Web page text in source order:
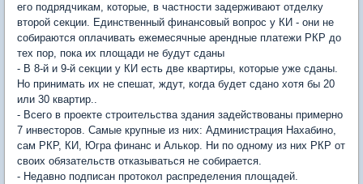
его подрядчикам, которые, в частности задерживают отделку
второй секции. Единственный финансовый вопрос у КИ - они не
собираются оплачивать ежемесячные арендные платежи РКР до
тех пор, пока их площади не будут сданы
- В 8-й и 9-й секции у КИ есть две квартиры, которые уже сданы.
Но принимать их не спешат, ждут, когда будет сдано хотя бы 20
или 30 квартир..
- Всего в проекте строительства здания задействованы примерно
7 инвесторов. Самые крупные из них: Администрация Нахабино,
сам РКР, КИ, Югра финанс и Алькор. Ни по одному из них РКР от
своих обязательств отказываться не собирается.
- Недавно подписан протокол распределения площадей.